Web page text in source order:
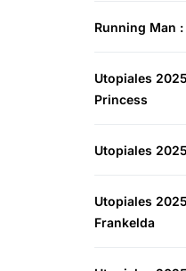
Running Man
Utopiales
Princess
Utopiales
Utopiales
Frankelda